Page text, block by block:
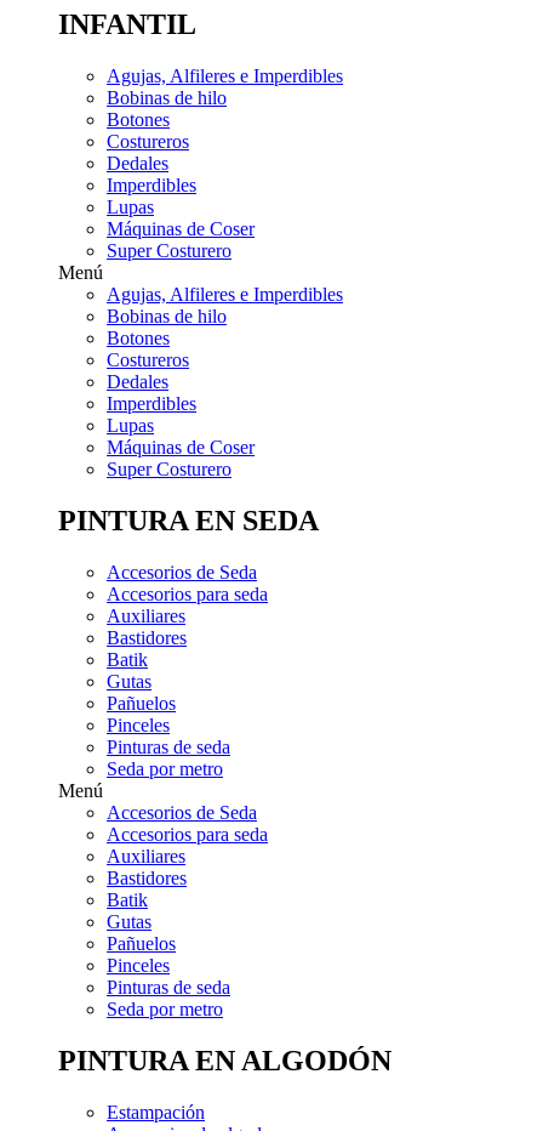
INFANTIL
Agujas, Alfileres e Imperdibles
Bobinas de hilo
Botones
Costureros
Dedales
Imperdibles
Lupas
Máquinas de Coser
Super Costurero
Menú
Agujas, Alfileres e Imperdibles
Bobinas de hilo
Botones
Costureros
Dedales
Imperdibles
Lupas
Máquinas de Coser
Super Costurero
PINTURA EN SEDA
Accesorios de Seda
Accesorios para seda
Auxiliares
Bastidores
Batik
Gutas
Pañuelos
Pinceles
Pinturas de seda
Seda por metro
Menú
Accesorios de Seda
Accesorios para seda
Auxiliares
Bastidores
Batik
Gutas
Pañuelos
Pinceles
Pinturas de seda
Seda por metro
PINTURA EN ALGODÓN
Estampación